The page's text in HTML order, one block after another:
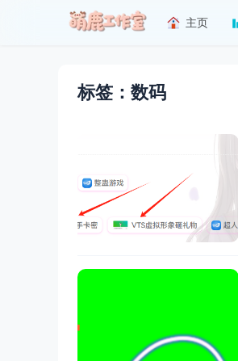
主页
标签：数码